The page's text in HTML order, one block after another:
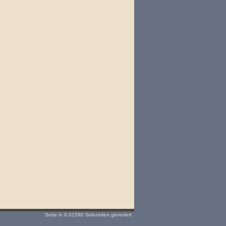
Seite in 0.01580 Sekunden generiert